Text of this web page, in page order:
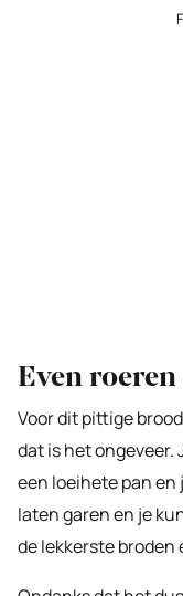
Even
Voor dit pittige
dat is het ongeveer.
een loeihete pan en
laten garen en je
de lekkerste broden